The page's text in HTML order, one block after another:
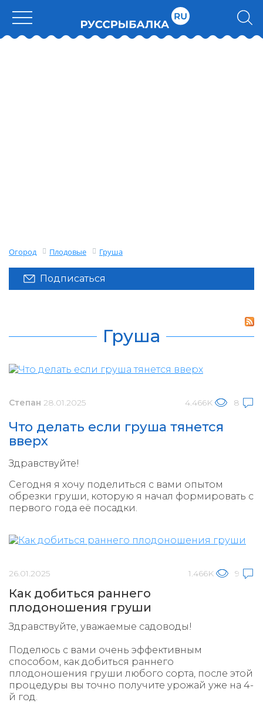
Огород Плодовые Груша
Подписаться
Груша
Степан 28.01.2025 4.466K 8
Что делать если груша тянется
вверх
Здравствуйте!
Сегодня я хочу поделиться с вами опытом
обрезки груши, которую я начал формировать с
первого года её посадки.
26.01.2025 1.466K 9
Как добиться раннего
плодоношения груши
Здравствуйте, уважаемые садоводы!
Поделюсь с вами очень эффективным
способом, как добиться раннего
плодоношения груши любого сорта, после этой
процедуры вы точно получите урожай уже на 4-
й год.